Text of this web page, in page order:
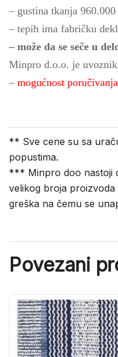
– gustina tkanja 960.000
– tepih ima fabričku
– može da se seče u
Minpro d.o.o. je
– mogućnost poručivanja
** Sve cene su sa
popustima.
*** Minpro doo nastoji
velikog broja proizvoda
greška na čemu se
Povezani